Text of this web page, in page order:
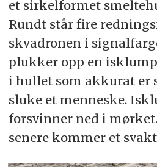
et sirkelformet
Rundt står fire
skvadronen i
plukker opp en
i hullet som akkurat er
sluke et menneske.
forsvinner ned i
senere kommer et